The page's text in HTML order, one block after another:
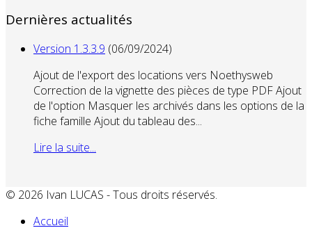
Dernières actualités
Version 1.3.3.9 (06/09/2024)
Ajout de l'export des locations vers Noethysweb
Correction de la vignette des pièces de type PDF Ajout
de l'option Masquer les archivés dans les options de la
fiche famille Ajout du tableau des...
Lire la suite...
© 2026 Ivan LUCAS - Tous droits réservés.
Accueil